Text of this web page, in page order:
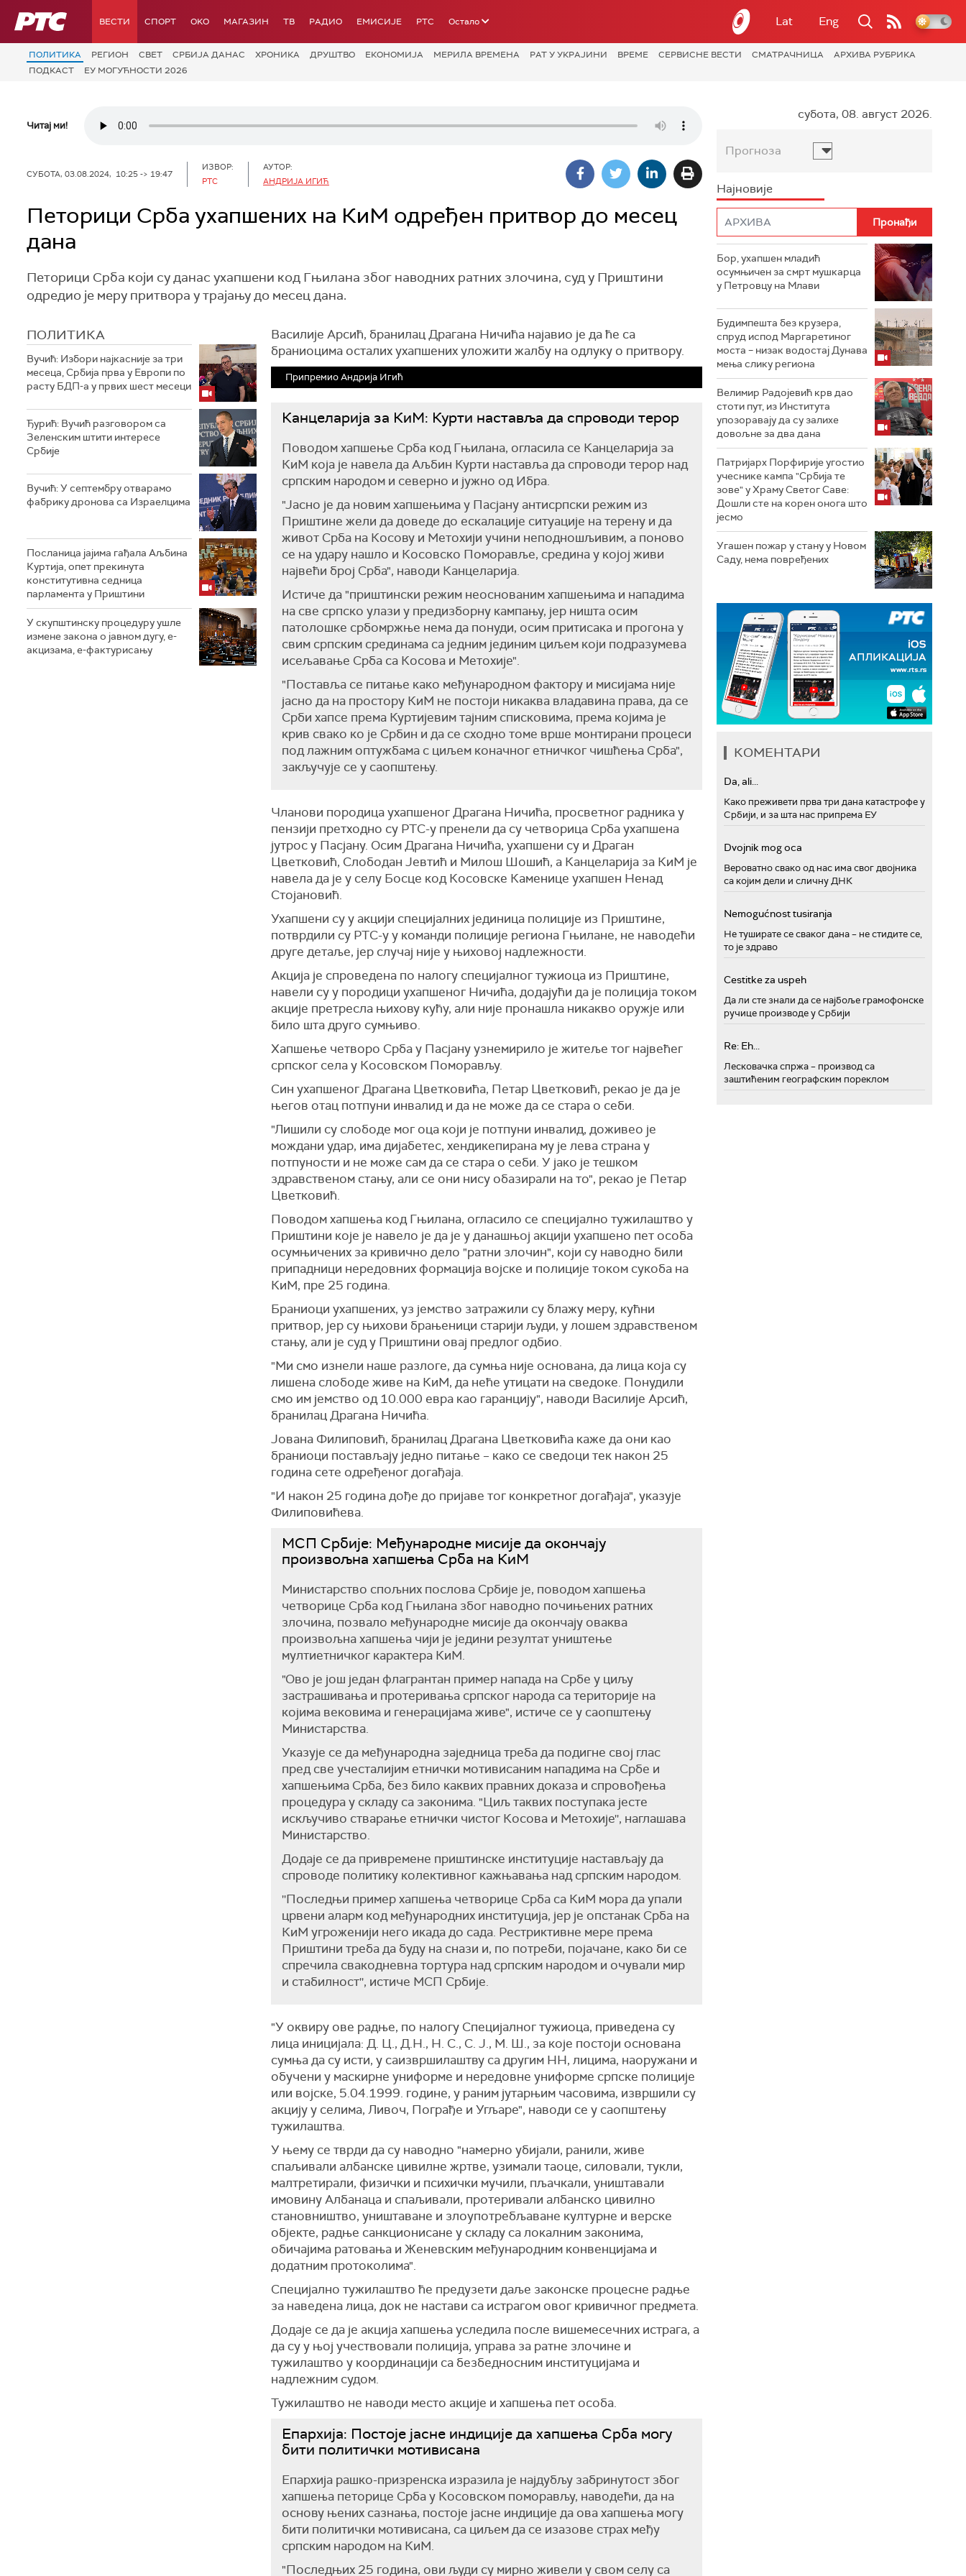
РТС ВЕСТИ СПОРТ OKO МАГАЗИН ТВ РАДИО ЕМИСИЈЕ РТС Остало Lat Eng
ПОЛИТИКА РЕГИОН СВЕТ СРБИЈА ДАНАС ХРОНИКА ДРУШТВО ЕКОНОМИЈА МЕРИЛА ВРЕМЕНА РАТ У УКРАЈИНИ ВРЕМЕ СЕРВИСНЕ ВЕСТИ СМАТРАЧНИЦА
АРХИВА РУБРИКА
ПОДКАСТ
ЕУ МОГУЋНОСТИ 2026
Читај ми!
СУБОТА, 03.08.2024, 10:25 -> 19:47
ИЗВОР:
РТС
АУТОР:
АНДРИЈА ИГИЋ
Петорици Срба ухапшених на КиМ одређен притвор до месец
дана
Петорици Срба који су данас ухапшени код Гњилана због наводних ратних злочина, суд у Приштини
одредио је меру притвора у трајању до месец дана.
ПОЛИТИКА
Вучић: Избори најкасније за три
месеца, Србија прва у Европи по
расту БДП-а у првих шест месеци
Ђурић: Вучић разговором са
Зеленским штити интересе
Србије
Вучић: У септембру отварамо
фабрику дронова са Израелцима
Посланица јајима гађала Аљбина
Куртија, опет прекинута
конститутивна седница
парламента у Приштини
У скупштинску процедуру ушле
измене закона о јавном дугу, е-
акцизама, е-фактурисању
Василије Арсић, бранилац Драгана Ничића најавио је да ће са
браниоцима осталих ухапшених уложити жалбу на одлуку о притвору.
Припремио Андрија Игић
Канцеларија за КиМ: Курти наставља да спроводи терор
Поводом хапшење Срба код Гњилана, огласила се Канцеларија за
КиМ која је навела да Аљбин Курти наставља да спроводи терор над
српским народом и северно и јужно од Ибра.
"Јасно је да новим хапшењима у Пасјану антисрпски режим из
Приштине жели да доведе до ескалације ситуације на терену и да
живот Срба на Косову и Метохији учини неподношљивим, а поново
се на удару нашло и Косовско Поморавље, средина у којој живи
највећи број Срба", наводи Канцеларија.
Истиче да "приштински режим неоснованим хапшењима и нападима
на све српско улази у предизборну кампању, јер ништа осим
патолошке србомржње нема да понуди, осим притисака и прогона у
свим српским срединама са једним јединим циљем који подразумева
исељавање Срба са Косова и Метохије".
"Поставља се питање како међународном фактору и мисијама није
јасно да на простору КиМ не постоји никаква владавина права, да се
Срби хапсе према Куртијевим тајним списковима, према којима је
крив свако ко је Србин и да се сходно томе врше монтирани процеси
под лажним оптужбама с циљем коначног етничког чишћења Срба",
закључује се у саопштењу.
Чланови породица ухапшеног Драгана Ничића, просветног радника у
пензији претходно су РТС-у пренели да су четворица Срба ухапшена
јутрос у Пасјану. Осим Драгана Ничића, ухапшени су и Драган
Цветковић, Слободан Јевтић и Милoш Шошић, а Канцеларија за КиМ је
навела да је у селу Босце код Косовске Каменице ухапшен Ненад
Стојановић.
Ухапшени су у акцији специјалних јединица полиције из Приштине,
потврдили су РТС-у у команди полиције региона Гњилане, не наводећи
друге детаље, јер случај није у њиховој надлежности.
Акција је спроведена по налогу специјалног тужиоца из Приштине,
навели су у породици ухапшеног Ничића, додајући да је полиција током
акције претресла њихову кућу, али није пронашла никакво оружје или
било шта друго сумњиво.
Хапшење четворо Срба у Пасјану узнемирило је житеље тог највећег
српског села у Косовском Поморављу.
Син ухапшеног Драгана Цветковића, Петар Цветковић, рекао је да је
његов отац потпуни инвалид и да не може да се стара о себи.
"Лишили су слободе мог оца који је потпуни инвалид, доживео је
мождани удар, има дијабетес, хендикепирана му је лева страна у
потпуности и не може сам да се стара о себи. У јако је тешком
здравственом стању, али се они нису обазирали на то", рекао је Петар
Цветковић.
Поводом хапшења код Гњилана, огласило се специјално тужилаштво у
Приштини које је навело је да је у данашњој акцији ухапшено пет особа
осумњичених за кривично дело "ратни злочин", који су наводно били
припадници нередовних формација војске и полиције током сукоба на
КиМ, пре 25 година.
Браниоци ухапшених, уз јемство затражили су блажу меру, кућни
притвор, јер су њихови брањеници старији људи, у лошем здравственом
стању, али је суд у Приштини овај предлог одбио.
"Ми смо изнели наше разлоге, да сумња није основана, да лица која су
лишена слободе живе на КиМ, да неће утицати на сведоке. Понудили
смо им јемство од 10.000 евра као гаранцију", наводи Василије Арсић,
бранилац Драгана Ничића.
Јована Филиповић, бранилац Драгана Цветковића каже да они као
браниоци постављају једно питање – како се сведоци тек након 25
година сете одређеног догађаја.
"И након 25 година дође до пријаве тог конкретног догађаја", указује
Филиповићева.
МСП Србије: Међународне мисије да окончају
произвољна хапшења Срба на КиМ
Министарство спољних послова Србије је, поводом хапшења
четворице Срба код Гњилана због наводно почињених ратних
злочина, позвало међународне мисије да окончају оваква
произвољна хапшења чији је једини резултат уништење
мултиетничког карактера КиМ.
"Ово је још један флагрантан пример напада на Србе у циљу
застрашивања и протеривања српског народа са територије на
којима вековима и генерацијама живе", истиче се у саопштењу
Министарства.
Указује се да међународна заједница треба да подигне свој глас
пред све учесталијим етнички мотивисаним нападима на Србе и
хапшењима Срба, без било каквих правних доказа и спровођења
процедура у складу са законима. "Циљ таквих поступака јесте
искључиво стварање етнички чистог Косова и Метохије'', наглашава
Министарство.
Додаје се да привремене приштинске институције настављају да
спроводе политику колективног кажњавања над српским народом.
''Последњи пример хапшења четворице Срба са КиМ мора да упали
црвени аларм код међународних институција, јер је опстанак Срба на
КиМ угроженији него икада до сада. Рестриктивне мере према
Приштини треба да буду на снази и, по потреби, појачане, како би се
спречила свакодневна тортура над српским народом и очували мир
и стабилност'', истиче МСП Србије.
"У оквиру ове радње, по налогу Специјалног тужиоца, приведена су
лица иницијала: Д. Ц., Д.Н., Н. С., С. Ј., М. Ш., за које постоји основана
сумња да су исти, у саизвршилаштву са другим НН, лицима, наоружани и
обучени у маскирне униформе и нередовне униформе српске полиције
или војске, 5.04.1999. године, у раним јутарњим часовима, извршили су
акцију у селима, Ливоч, Пограђе и Угљаре", наводи се у саопштењу
тужилаштва.
У њему се тврди да су наводно "намерно убијали, ранили, живе
спаљивали албанске цивилне жртве, узимали таоце, силовали, тукли,
малтретирали, физички и психички мучили, пљачкали, уништавали
имовину Албанаца и спаљивали, протеривали албанско цивилно
становништво, уништаване и злоупотребљаване културне и верске
објекте, радње санкционисане у складу са локалним законима,
обичајима ратовања и Женевским међународним конвенцијама и
додатним протоколима".
Специјално тужилаштво ће предузети даље законске процесне радње
за наведена лица, док не настави са истрагом овог кривичног предмета.
Додаје се да је акција хапшења уследила после вишемесечних истрага, а
да су у њој учествовали полиција, управа за ратне злочине и
тужилаштво у координацији са безбедносним институцијама и
надлежним судом.
Тужилаштво не наводи место акције и хапшења пет особа.
Епархија: Постоје јасне индиције да хапшења Срба могу
бити политички мотивисана
Епархија рашко-призренска изразила је најдубљу забринутост због
хапшења петорице Срба у Косовском поморављу, наводећи, да на
основу њених сазнања, постоје јасне индиције да ова хапшења могу
бити политички мотивисана, са циљем да се изазове страх међу
српским народом на КиМ.
"Последњих 25 година, ови људи су мирно живели у свом селу са
субота, 08. август 2026.
Прогноза
Најновије
Бор, ухапшен младић
осумњичен за смрт мушкарца
у Петровцу на Млави
Будимпешта без крузера,
спруд испод Маргаретиног
моста – низак водостај Дунава
мења слику региона
Велимир Радојевић крв дао
стоти пут, из Института
упозоравају да су залихе
довољне за два дана
Патријарх Порфирије угостио
учеснике кампа "Србија те
зове" у Храму Светог Саве:
Дошли сте на корен онога што
јесмо
Угашен пожар у стану у Новом
Саду, нема повређених
КОМЕНТАРИ
Da, ali...
Како преживети прва три дана катастрофе у
Србији, и за шта нас припрема ЕУ
Dvojnik mog oca
Вероватно свако од нас има свог двојника
са којим дели и сличну ДНК
Nemogućnost tusiranja
Не туширате се сваког дана – не стидите се,
то је здраво
Cestitke za uspeh
Да ли сте знали да се најбоље грамофонске
ручице производе у Србији
Re: Eh...
Лесковачка спржа – производ са
заштићеним географским пореклом